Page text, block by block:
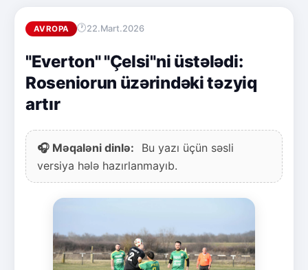
AVROPA 22.Mart.2026
"Everton" "Çelsi"ni üstələdi:
Roseniorun üzərindəki təzyiq
artır
🎧 Məqaləni dinlə:
Bu yazı üçün səsli
versiya hələ hazırlanmayıb.